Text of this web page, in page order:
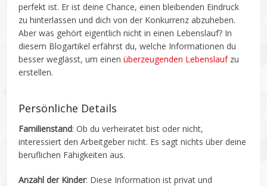
perfekt ist. Er ist deine Chance, einen bleibenden Eindruck
zu hinterlassen und dich von der Konkurrenz abzuheben.
Aber was gehört eigentlich nicht in einen Lebenslauf? In
diesem Blogartikel erfährst du, welche Informationen du
besser weglässt, um einenüberzeugenden Lebenslaufzu
erstellen.
Persönliche Details
Familienstand: Ob du verheiratet bist oder nicht,
interessiert den Arbeitgeber nicht. Es sagt nichts über deine
beruflichen Fähigkeiten aus.
Anzahl der Kinder: Diese Information ist privat und